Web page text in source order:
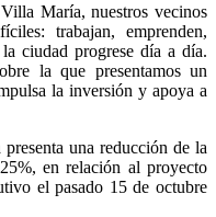
María, nuestros vecinos
trabajan, emprenden,
ciudad progrese día a día.
la que presentamos un
la inversión y apoya a
una reducción de la
en relación al proyecto
el pasado 15 de octubre